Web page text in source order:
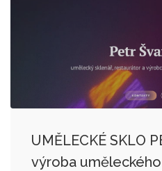
UMĚLECKÉ SKLO
výroba